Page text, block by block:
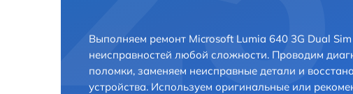
Выполняем ремонт Microsoft Lumia 640 3G Dual Sim
неисправностей любой сложности. Проводим
поломки, заменяем неисправные детали и
устройства. Используем оригинальные или